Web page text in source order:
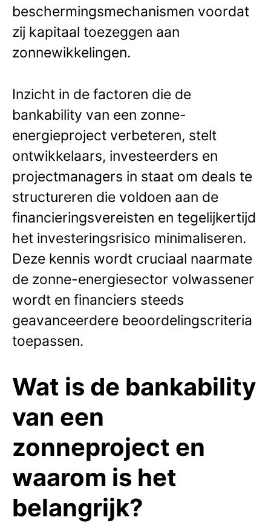
beschermingsmechanismen voordat
zij kapitaal toezeggen aan
zonnewikkelingen.
Inzicht in de factoren die de
bankability van een zonne-
energieproject verbeteren, stelt
ontwikkelaars, investeerders en
projectmanagers in staat om deals te
structureren die voldoen aan de
financieringsvereisten en tegelijkertijd
het investeringsrisico minimaliseren.
Deze kennis wordt cruciaal naarmate
de zonne-energiesector volwassener
wordt en financiers steeds
geavanceerdere beoordelingscriteria
toepassen.
Wat is de bankability
van een
zonneproject en
waarom is het
belangrijk?